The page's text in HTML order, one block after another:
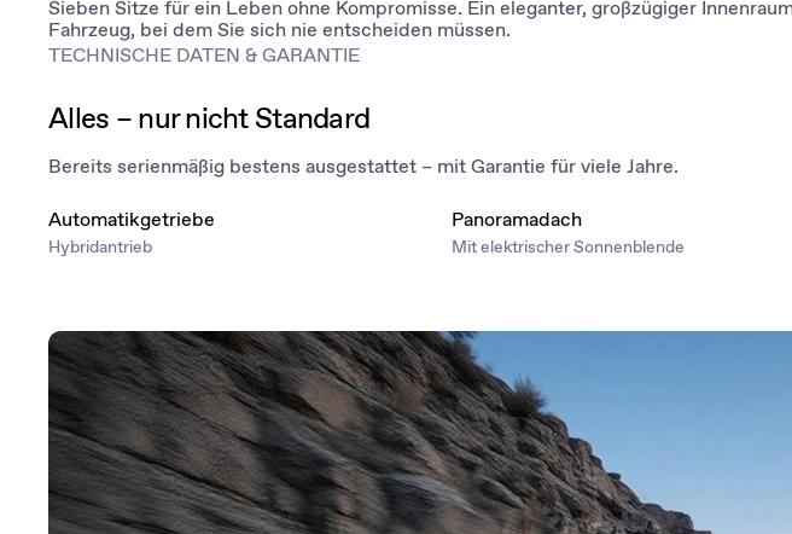
Sieben Sitze für ein Leben ohne Kompromisse. Ein eleganter, großzügiger
Fahrzeug, bei dem Sie sich nie entscheiden müssen.
TECHNISCHE DATEN & GARANTIE
Alles – nur nicht Standard
Bereits serienmäßig bestens ausgestattet – mit Garantie für viele Jahre.
Automatikgetriebe
Hybridantrieb
Panoramadach
Mit elektrischer Sonnenblende